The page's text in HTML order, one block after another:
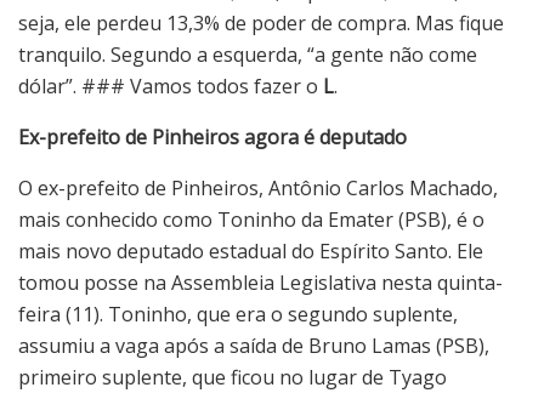
seja, ele perdeu 13,3% de poder de compra. Mas fique
tranquilo. Segundo a esquerda, “a gente não come
dólar”. ### Vamos todos fazer o L.
Ex-prefeito de Pinheiros agora é deputado
O ex-prefeito de Pinheiros, Antônio Carlos Machado,
mais conhecido como Toninho da Emater (PSB), é o
mais novo deputado estadual do Espírito Santo. Ele
tomou posse na Assembleia Legislativa nesta quinta-
feira (11). Toninho, que era o segundo suplente,
assumiu a vaga após a saída de Bruno Lamas (PSB),
primeiro suplente, que ficou no lugar de Tyago